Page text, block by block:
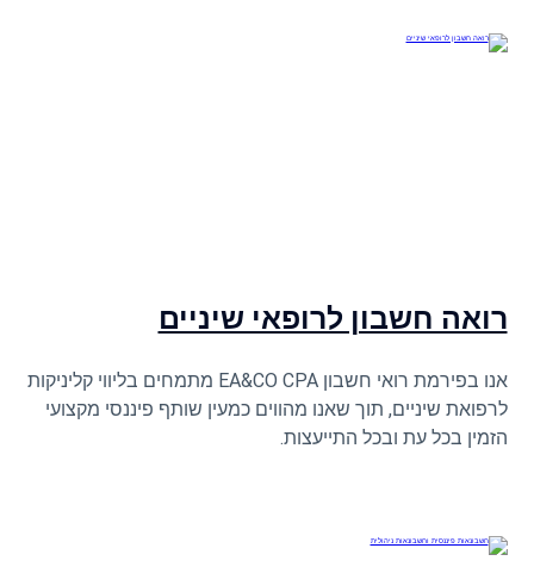
רואה חשבון לרופאי שיניים
אנו בפירמת רואי חשבון EA&CO CPA מתמחים בליווי קליניקות
לרפואת שיניים, תוך שאנו מהווים כמעין שותף פיננסי מקצועי
הזמין בכל עת ובכל התייעצות.